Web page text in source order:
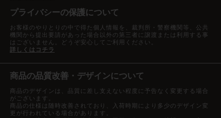
プライバシーの保護について
お客様のやりとりの中で得た個人情報を、裁判所・警察機関等、公共
機関から提出要請があった場合以外の第三者に譲渡または利用する事
はございません。どうぞ安心してご利用ください。
詳しくはコチラ
商品の品質改善・デザインについて
商品のデザインは、品質に差し支えない程度に予告なく変更する場合
がございます。
商品の仕様は随時改善されており、入荷時期により多少のデザイン変
更が行われている場合があります。